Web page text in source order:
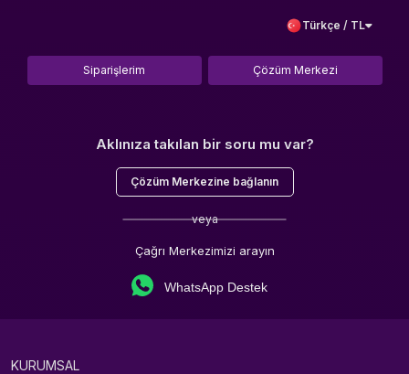
Türkçe / TL
Siparişlerim Çözüm Merkezi
Aklınıza takılan bir soru mu var?
Çözüm Merkezine bağlanın
veya
Çağrı Merkezimizi arayın
WhatsApp Destek
KURUMSAL